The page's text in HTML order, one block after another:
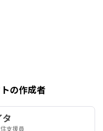
の作成者
支援員